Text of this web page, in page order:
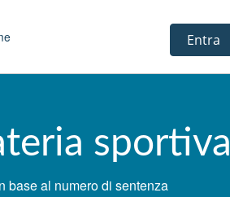
Entra
sportiva
base al numero di sentenza